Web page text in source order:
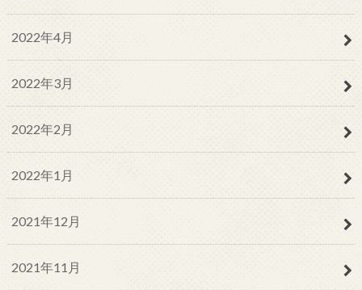
2022年4月
2022年3月
2022年2月
2022年1月
2021年12月
2021年11月